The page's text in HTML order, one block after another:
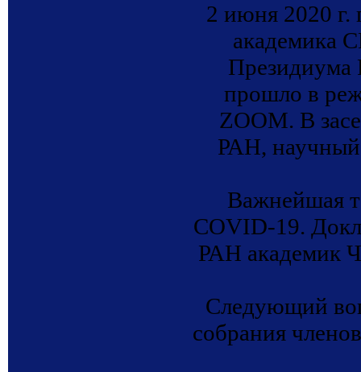
2 июня 2020 г.
академика
Президиума
прошло в
ZOOM. В
РАН,
Важнейшая
COVID-19.
РАН
Следующий
собрания